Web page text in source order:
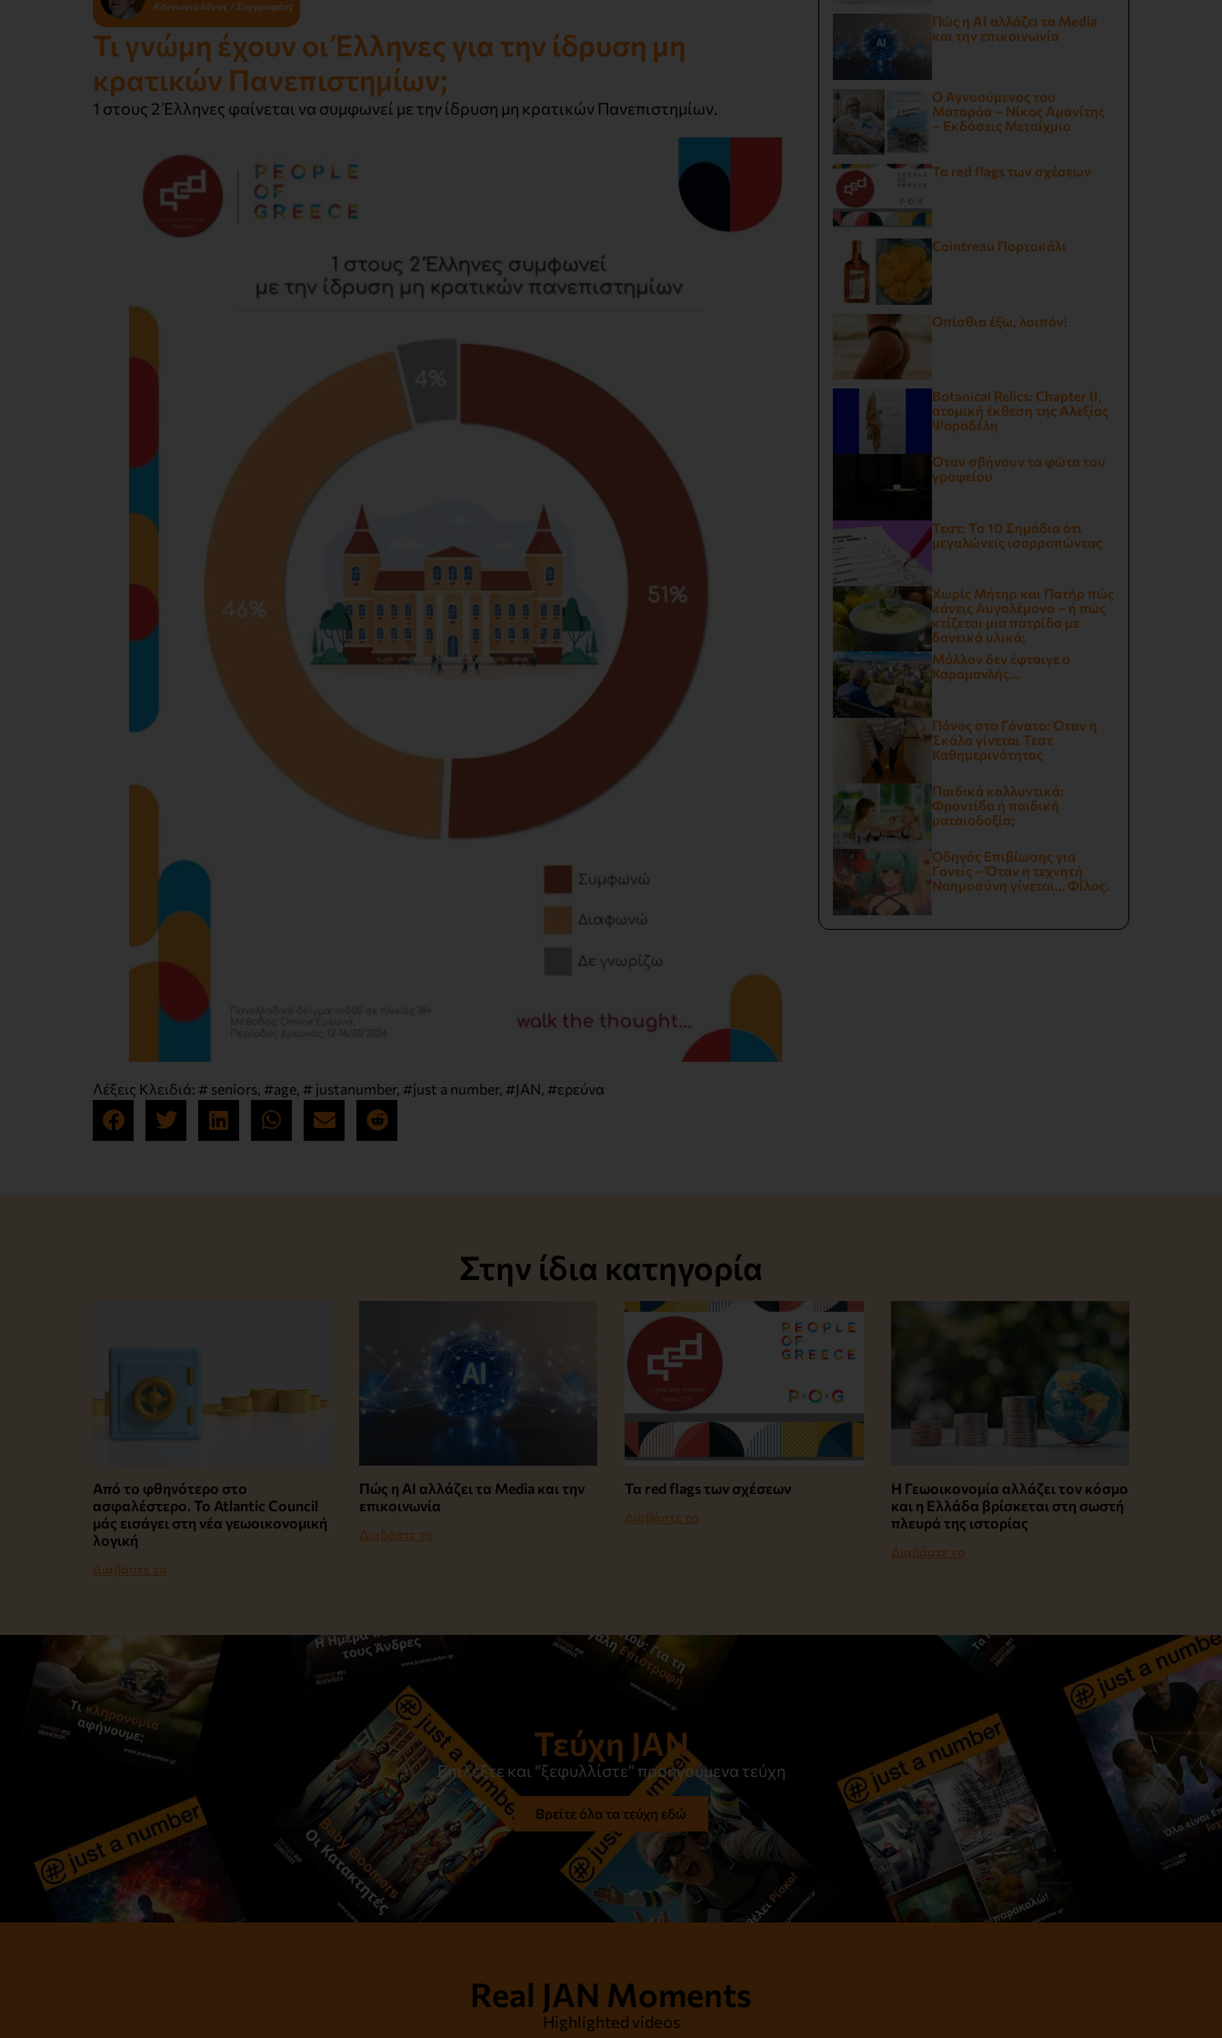
Κοινωνιολόγος / Συγγραφέας
Τι γνώμη έχουν οι Έλληνες για την ίδρυση μη
κρατικών Πανεπιστημίων;
1 στους 2 Έλληνες φαίνεται να συμφωνεί με την ίδρυση μη κρατικών Πανεπιστημίων.
Λέξεις Κλειδιά: # seniors #age # justanumber, #just a number, #JAN #ερεύνα
Πώς η AI αλλάζει τα Media
και την επικοινωνία
Ο Αγνοούμενος του
Ματαρόα – Νίκος Αμανίτης
– Εκδόσεις Μεταίχμιο
Τα red flags των σχέσεων
Cointreau Πορτοκάλι
Οπίσθια έξω, λοιπόν!
Botanical Relics: Chapter II,
ατομική έκθεση της Αλεξίας
Ψαραδέλη
Όταν σβήνουν τα φώτα του
γραφείου
Τεστ: Τα 10 Σημάδια ότι
μεγαλώνεις ισορροπώντας
Χωρίς Μήτηρ και Πατήρ πώς
κάνεις Αυγολέμονο – ή πώς
κτίζεται μια πατρίδα με
δανεικά υλικά;
Μάλλον δεν έφταιγε ο
Καραμανλής…
Πόνος στο Γόνατο: Όταν η
Σκάλα γίνεται Τεστ
Καθημερινότητας
Παιδικά καλλυντικά:
Φροντίδα ή παιδική
ματαιοδοξία;
Οδηγός Επιβίωσης για
Γονείς – Όταν η τεχνητή
Νοημοσύνη γίνεται… Φίλος.
Στην ίδια κατηγορία
Από το φθηνότερο στο
ασφαλέστερο. Το Atlantic Council
μάς εισάγει στη νέα γεωοικονομική
λογική
Διαβάστε το
Πώς η AI αλλάζει τα Media και την
επικοινωνία
Διαβάστε το
Τα red flags των σχέσεων
Διαβάστε το
Η Γεωοικονομία αλλάζει τον κόσμο
και η Ελλάδα βρίσκεται στη σωστή
πλευρά της ιστορίας
Διαβάστε το
Τεύχη JAN
Επιλέξτε και “ξεφυλλίστε” προηγούμενα τεύχη
Βρείτε όλα τα τεύχη εδώ
Real JAN Moments
Highlighted videos